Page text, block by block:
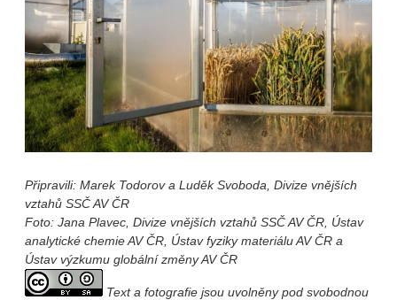
Připravili: Marek Todorov a Luděk Svoboda, Divize vnějších
vztahů SSČ AV ČR
Foto: Jana Plavec, Divize vnějších vztahů SSČ AV ČR, Ústav
analytické chemie AV ČR, Ústav fyziky materiálu AV ČR a
Ústav výzkumu globální změny AV ČR
Text a fotografie jsou uvolněny pod svobodnou